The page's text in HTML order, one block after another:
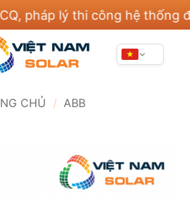
lý thi công hệ thống điện
CHỦ / ABB